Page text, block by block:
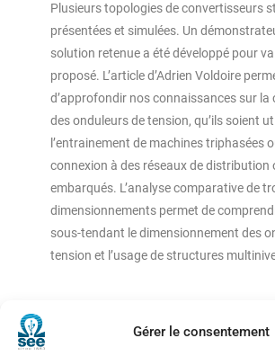
Gérer le consentement
Plusieurs topologies de convertisseurs
présentées et simulées. Un
solution retenue a été développé pour
proposé. L’article d’Adrien Voldoire
d’approfondir nos connaissances sur la
des onduleurs de tension, qu’ils soient
l’entrainement de machines triphasées
connexion à des réseaux de distribution
embarqués. L’analyse comparative de
dimensionnements permet de
sous-tendant le dimensionnement des
tension et l’usage de structures